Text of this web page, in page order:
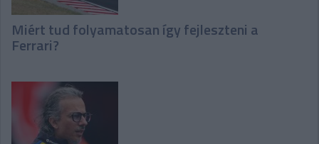
Miért tud folyamatosan így fejleszteni a
Ferrari?